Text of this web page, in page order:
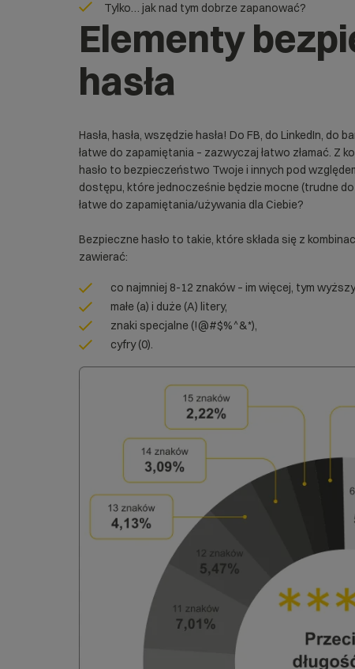
Tylko… jak nad tym dobrze zapanować?
Elementy
hasła
Hasła, hasła, wszędzie hasła! Do FB, do LinkedIn,
łatwe do zapamiętania – zazwyczaj łatwo złamać. Z
hasło to bezpieczeństwo Twoje i innych pod
dostępu, które jednocześnie będzie mocne (trudne
łatwe do zapamiętania/używania dla Ciebie?
Bezpieczne hasło to takie, które składa się z
zawierać:
co najmniej 8-12 znaków – im więcej, tym
małe (a) i duże (A) litery,
znaki specjalne (!@#$%^&*),
cyfry (0).